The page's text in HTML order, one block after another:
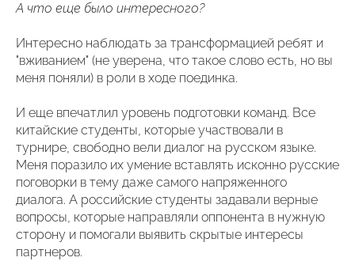
А что еще было интересного?
Интересно наблюдать за трансформацией ребят и
"вживанием" (не уверена, что такое слово есть, но вы
меня поняли) в роли в ходе поединка.
И еще впечатлил уровень подготовки команд. Все
китайские студенты, которые участвовали в
турнире, свободно вели диалог на русском языке.
Меня поразило их умение вставлять исконно русские
поговорки в тему даже самого напряженного
диалога. А российские студенты задавали верные
вопросы, которые направляли оппонента в нужную
сторону и помогали выявить скрытые интересы
партнеров.